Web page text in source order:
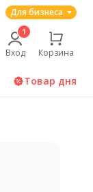
Для бизнеса
Вход Корзина
Товар дня